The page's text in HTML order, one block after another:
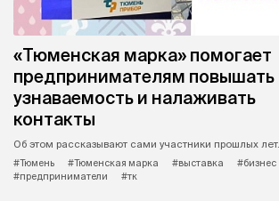
«Тюменская марка» помогает
предпринимателям повышать
узнаваемость и налаживать
контакты
Об этом рассказывают сами участники прошлых лет.
#Тюмень
#Тюменская марка #выставка
#бизнес
#предприниматели
#тк